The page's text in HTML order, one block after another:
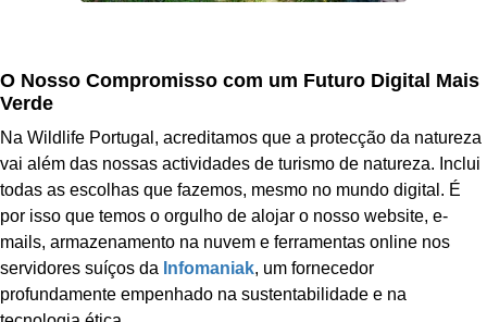
O Nosso Compromisso com um Futuro Digital Mais
Verde
Na Wildlife Portugal, acreditamos que a protecção da natureza
vai além das nossas actividades de turismo de natureza. Inclui
todas as escolhas que fazemos, mesmo no mundo digital. É
por isso que temos o orgulho de alojar o nosso website, e-
mails, armazenamento na nuvem e ferramentas online nos
servidores suíços da Infomaniak, um fornecedor
profundamente empenhado na sustentabilidade e na